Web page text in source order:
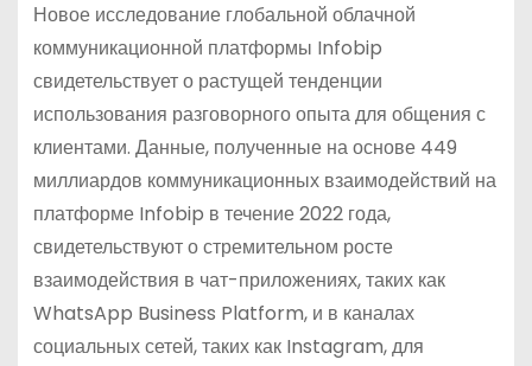
Новое исследование глобальной облачной
коммуникационной платформы Infobip
свидетельствует о растущей тенденции
использования разговорного опыта для общения с
клиентами. Данные, полученные на основе 449
миллиардов коммуникационных взаимодействий на
платформе Infobip в течение 2022 года,
свидетельствуют о стремительном росте
взаимодействия в чат-приложениях, таких как
WhatsApp Business Platform, и в каналах
социальных сетей, таких как Instagram, для